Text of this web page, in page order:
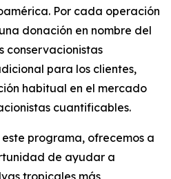
Por cada operación
donación en nombre del
conservacionistas
para los clientes,
habitual en el mercado
cuantificables.
programa, ofrecemos a
de ayudar a